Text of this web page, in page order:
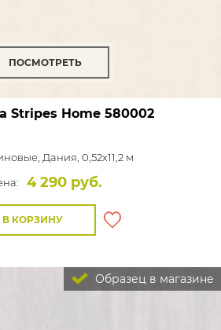
ПОСМОТРЕТЬ
Stripes Home580002
Дания, 0,52x11,2 м
4 290 руб.
В КОРЗИНУ
Образец в магазине